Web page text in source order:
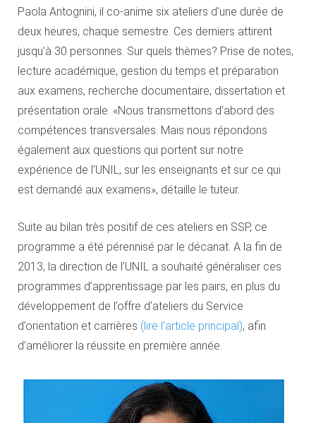
Paola Antognini, il co-anime six ateliers d’une durée de
deux heures, chaque semestre. Ces derniers attirent
jusqu’à 30 personnes. Sur quels thèmes? Prise de notes,
lecture académique, gestion du temps et préparation
aux examens, recherche documentaire, dissertation et
présentation orale. «Nous transmettons d’abord des
compétences transversales. Mais nous répondons
également aux questions qui portent sur notre
expérience de l’UNIL, sur les enseignants et sur ce qui
est demandé aux examens», détaille le tuteur.
Suite au bilan très positif de ces ateliers en SSP, ce
programme a été pérennisé par le décanat. A la fin de
2013, la direction de l’UNIL a souhaité généraliser ces
programmes d’apprentissage par les pairs, en plus du
développement de l’offre d’ateliers du Service
d’orientation et carrières (lire l’article principal), afin
d’améliorer la réussite en première année.